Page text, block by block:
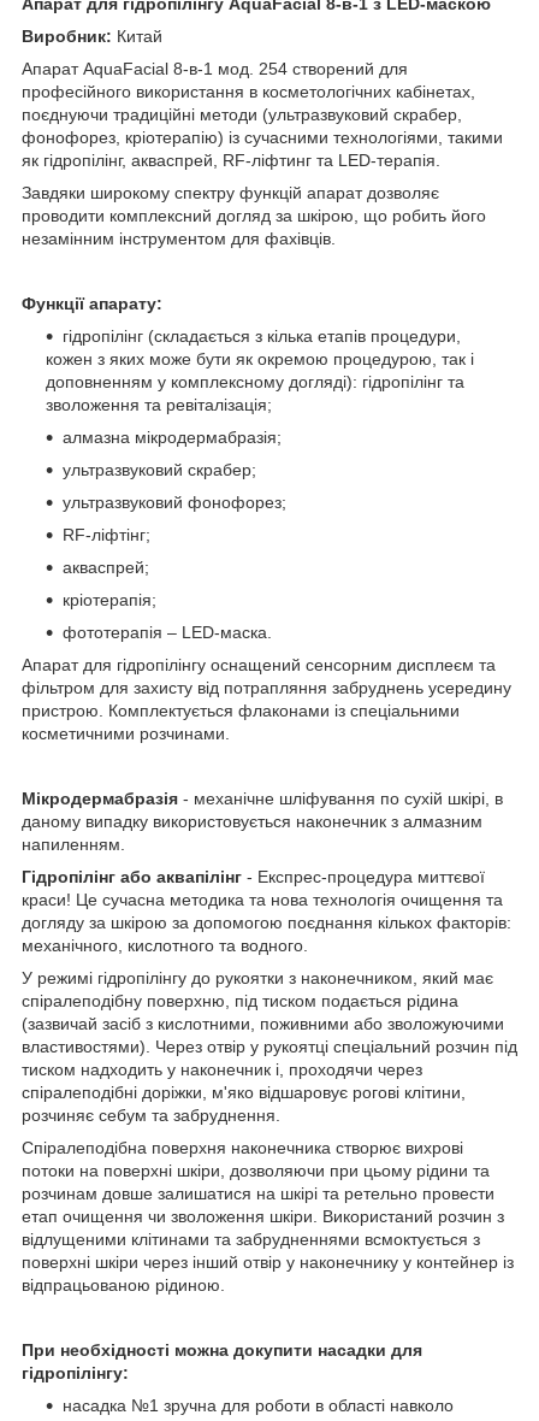
Виробник: Китай
Апарат AquaFacial 8-в-1 мод. 254 створений для
професійного використання в косметологічних кабінетах,
поєднуючи традиційні методи (ультразвуковий скрабер,
фонофорез, кріотерапію) із сучасними технологіями, такими
як гідропілінг, акваспрей, RF-ліфтинг та LED-терапія.
Завдяки широкому спектру функцій апарат дозволяє
проводити комплексний догляд за шкірою, що робить його
незамінним інструментом для фахівців.
Функції апарату:
гідропілінг (складається з кілька етапів процедури,
кожен з яких може бути як окремою процедурою, так і
доповненням у комплексному догляді): гідропілінг та
зволоження та ревіталізація;
алмазна мікродермабразія;
ультразвуковий скрабер;
ультразвуковий фонофорез;
RF-ліфтінг;
акваспрей;
кріотерапія;
фототерапія – LED-маска.
Апарат для гідропілінгу оснащений сенсорним дисплеєм та
фільтром для захисту від потрапляння забруднень усередину
пристрою. Комплектується флаконами із спеціальними
косметичними розчинами.
Мікродермабразія - механічне шліфування по сухій шкірі, в
даному випадку використовується наконечник з алмазним
напиленням.
Гідропілінг або аквапілінг - Експрес-процедура миттєвої
краси! Це сучасна методика та нова технологія очищення та
догляду за шкірою за допомогою поєднання кількох факторів:
механічного, кислотного та водного.
У режимі гідропілінгу до рукоятки з наконечником, який має
спіралеподібну поверхню, під тиском подається рідина
(зазвичай засіб з кислотними, поживними або зволожуючими
властивостями). Через отвір у рукоятці спеціальний розчин під
тиском надходить у наконечник і, проходячи через
спіралеподібні доріжки, м'яко відшаровує рогові клітини,
розчиняє себум та забруднення.
Спіралеподібна поверхня наконечника створює вихрові
потоки на поверхні шкіри, дозволяючи при цьому рідини та
розчинам довше залишатися на шкірі та ретельно провести
етап очищення чи зволоження шкіри. Використаний розчин з
відлущеними клітинами та забрудненнями всмоктується з
поверхні шкіри через інший отвір у наконечнику у контейнер із
відпрацьованою рідиною.
При необхідності можна докупити насадки для
гідропілінгу:
насадка №1 зручна для роботи в області навколо